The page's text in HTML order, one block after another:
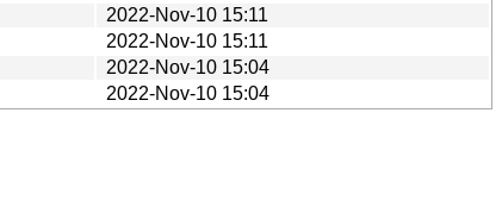
2022-Nov-10 15:11
2022-Nov-10 15:11
2022-Nov-10 15:04
2022-Nov-10 15:04